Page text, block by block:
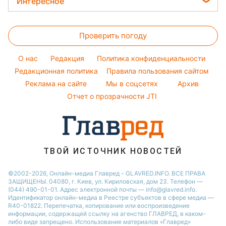
Настя Каменских
Виталий Козловский
Потап
Красивый маникюр
Модные ошибки
Советы от Андре Тана
Новости Полтавы
Новости Львова
Новости Сум
Новости Днепра
Новости Черкассы
Новости Тернополя
Новости Житомира
Новости Запорожья
Тесты по картинке
Оптические иллюзии
Народные приметы
Все о шоу-бизнесе
Проверить погоду
O нас Редакция
Политика конфиденциальности
Редакционная политика
Правила пользования сайтом
Реклама на сайте
Мы в соцсетях
Архив
Отчет о прозрачности JTI
ТВОЙ ИСТОЧНИК НОВОСТЕЙ
©2002-2026, Онлайн-медиа Главред - GLAVRED.INFO. ВСЕ ПРАВА
ЗАЩИЩЕНЫ. 04080, г. Киев, ул. Кириловская, дом 23. Телефон —
(044) 490-01-01. Адрес электронной почты — info@glavred.info.
Идентификатор онлайн-медиа в Реестре cубъектов в сфере медиа —
R40-01822. Перепечатка, копирование или воспроизведение
информации, содержащей ссылку на агенство ГЛАВРЕД, в каком-
либо виде запрещено. Использование материалов «Главред»